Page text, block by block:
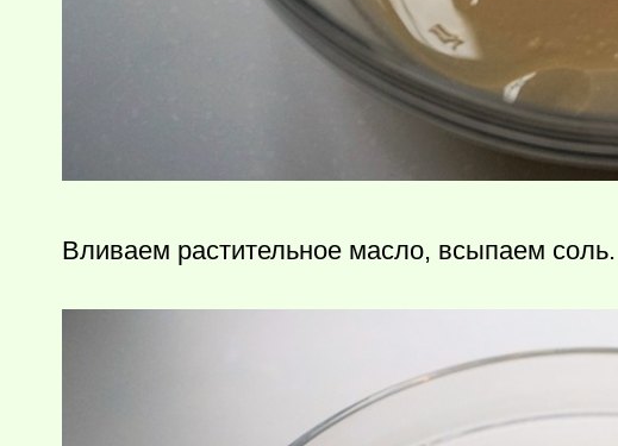
Вливаем растительное масло, всыпаем соль.